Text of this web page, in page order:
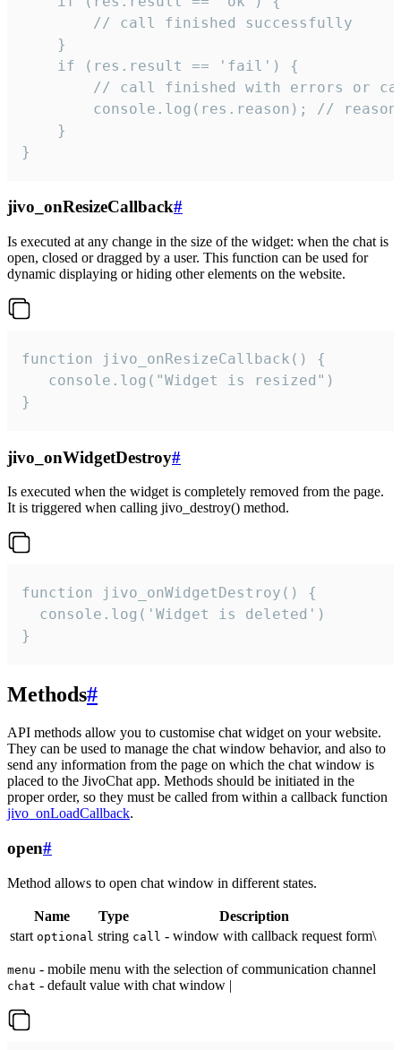
        // call finished successfully
    }
    if (res.result == 'fail') {
// call finished with errors or
console.log(res.reason); //
    }
}
jivo_onResizeCallback#
Is executed at any change in the size of the widget: when the chat is
open, closed or dragged by a user. This function can be used for
dynamic displaying or hiding other elements on the website.
function jivo_onResizeCallback() {
   console.log("Widget is resized")
}
jivo_onWidgetDestroy#
Is executed when the widget is completely removed from the page.
It is triggered when calling jivo_destroy() method.
function jivo_onWidgetDestroy() {
  console.log('Widget is deleted')
}
Methods#
API methods allow you to customise chat widget on your website.
They can be used to manage the chat window behavior, and also to
send any information from the page on which the chat window is
placed to the JivoChat app. Methods should be initiated in the
proper order, so they must be called from within a callback function
jivo_onLoadCallback.
open#
Method allows to open chat window in different states.
Name Type
Description
start optional string call - window with callback request form\
menu - mobile menu with the selection of communication channel
chat - default value with chat window |